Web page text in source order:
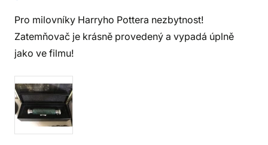
Pro milovníky Harryho Pottera nezbytnost!
Zatemňovač je krásně provedený a vypadá úplně
jako ve filmu!